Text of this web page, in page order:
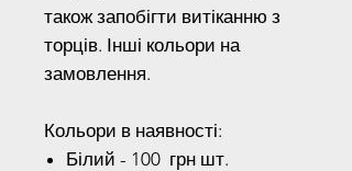
також запобігти витіканню з
торців. Інші кольори на
замовлення.
Кольори в наявності:
Білий - 100 грн шт.